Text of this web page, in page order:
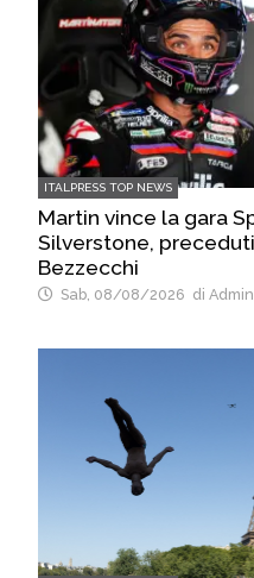
ITALPRESS TOP NEWS
Martin vince la gara
Silverstone,
Bezzecchi
Sab, 08/08/2026 di Admin